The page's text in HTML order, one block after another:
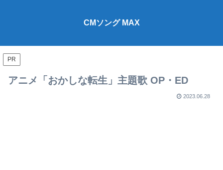
CMソング MAX
PR
アニメ「おかしな転生」主題歌 OP・ED
2023.06.28